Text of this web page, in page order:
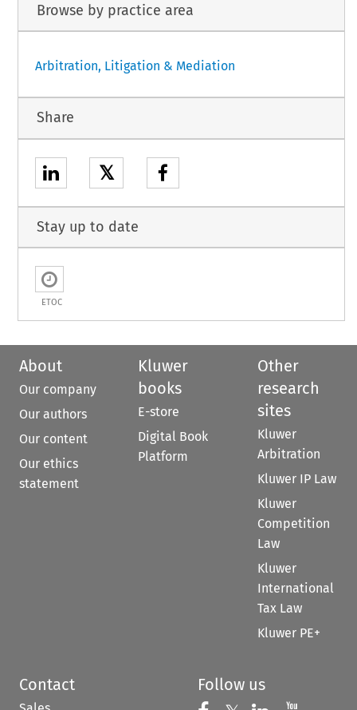
Browse by practice area
Arbitration, Litigation & Mediation
Share
𝕏
Stay up to date
ETOC
About
Our company
Our authors
Our content
Our ethics
statement
Kluwer
books
E-store
Digital Book
Platform
Other
research
sites
Kluwer
Arbitration
Kluwer IP Law
Kluwer
Competition
Law
Kluwer
International
Tax Law
Kluwer PE+
Contact Follow us